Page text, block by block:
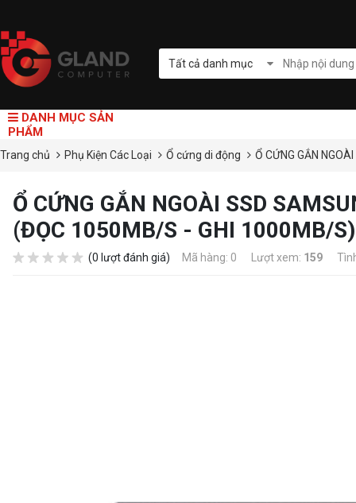
Tất cả danh mục
DANH MỤC SẢN
PHẨM
Trang chủ Phụ Kiện Các Loại Ổ cứng di động Ổ CỨNG GẮN
Ổ CỨNG GẮN NGOÀI SSD
(ĐỌC 1050MB/S - GHI 1000MB/
(0 lượt đánh giá) Mã hàng: 0 Lượt xem: 159